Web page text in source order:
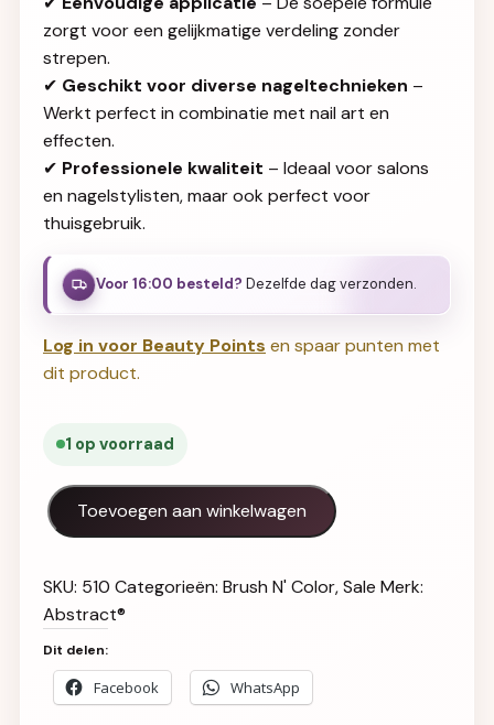
zorgt voor een gelijkmatige verdeling zonder
strepen.
✔ Geschikt voor diverse nageltechnieken –
Werkt perfect in combinatie met nail art en
effecten.
✔ Professionele kwaliteit – Ideaal voor salons
en nagelstylisten, maar ook perfect voor
thuisgebruik.
Voor 16:00 besteld? Dezelfde dag verzonden.
Log in voor Beauty Points en spaar punten met
dit product.
1 op voorraad
Twilight Zone 15ml (Maximum Overdrive) aantal
Toevoegen aan winkelwagen
SKU: 510 Categorieën: Brush N' Color,Sale Merk:
Abstract®
Dit delen:
Facebook WhatsApp